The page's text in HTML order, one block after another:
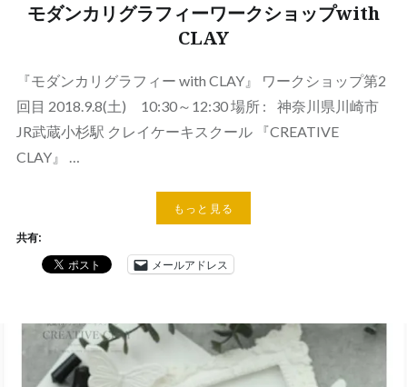
モダンカリグラフィーワークショップwith
CLAY
『モダンカリグラフィー with CLAY』 ワークショップ第2
回目 2018.9.8(土) 10:30～12:30 場所 : 神奈川県川崎市
JR武蔵小杉駅 クレイケーキスクール 『CREATIVE
CLAY』 …
もっと見る
共有:
メールアドレス